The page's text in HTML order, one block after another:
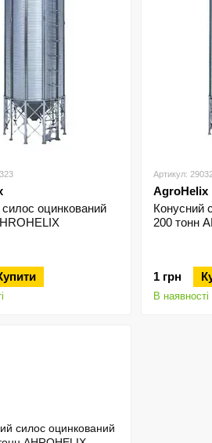
оцинкований
Артикул:
AgroHelix
Конусний
200 тонн
1 грн
В наявності